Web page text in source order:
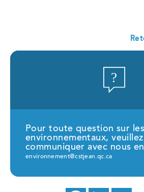
Pour toute question sur
environnementaux, veuillez
communiquer avec nous
environnement@cstjean.qc.ca